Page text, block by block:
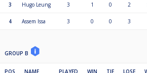
5e 55
17e 30
💸vanaf 28 deelnemers: eerste 8 plekken krijgen
3 Hugo Leung 3 1 0 2
4 Assem Issa 3 0 0 3
GROUP B